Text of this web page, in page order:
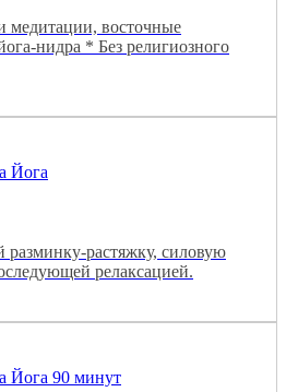
медитации, восточные
нидра * Без религиозного
Йога
растяжку, силовую
релаксацией.
Йога 90 минут